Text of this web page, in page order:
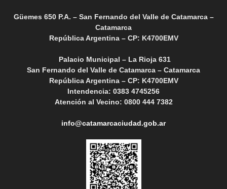
Güemes 650 P.A. – San Fernando del Valle de Catamarca –
Catamarca
República Argentina – CP: K4700EMV
Palacio Municipal – La Rioja 631
San Fernando del Valle de Catamarca – Catamarca
República Argentina – CP: K4700EMV
Intendencia: 0383 4745256
Atención al Vecino: 0800 444 7382
info@catamarcaciudad.gob.ar